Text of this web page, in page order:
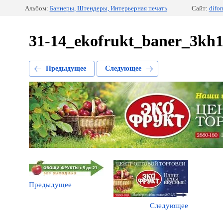
Альбом: Баннеры, Штендеры, Интерьерная печать Сайт:
31-
Предыдущее Следующее
Предыдущее
Следующее